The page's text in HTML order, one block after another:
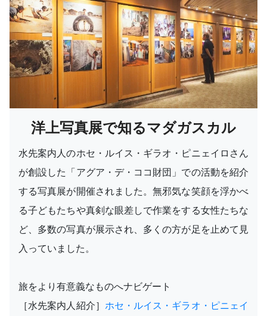
洋上写真展で知るマダガスカル
水先案内人のホセ・ルイス・ギラオ・ピニェイロさん
が創設した「アグア・デ・ココ財団」での活動を紹介
する写真展が開催されました。無邪気な笑顔を浮かべ
る子どもたちや真剣な眼差しで作業をする女性たちな
ど、多数の写真が展示され、多くの方が足を止めて見
入っていました。
旅をより有意義なものへナビゲート
［水先案内人紹介］ ホセ・ルイス・ギラオ・ピニェイ